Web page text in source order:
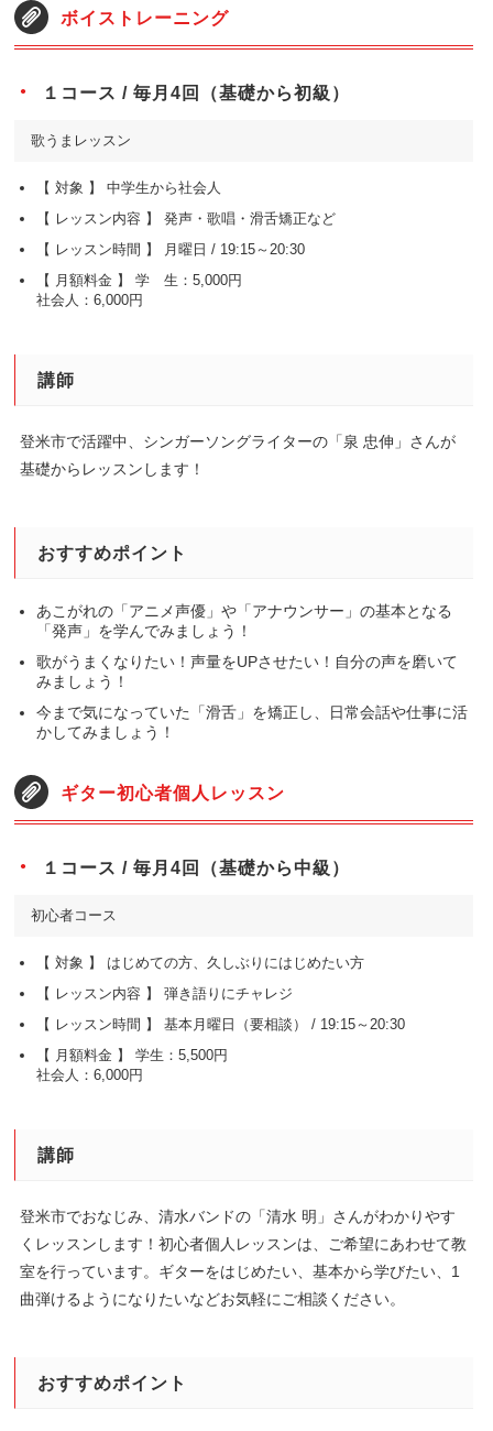
ボイストレーニング
１コース / 毎月4回（基礎から初級）
歌うまレッスン
中学生から社会人
発声・歌唱・滑舌矯正など
月曜日 / 19:15～20:30
学 生：5,000円
社会人：6,000円
講師
登米市で活躍中、シンガーソングライターの「泉 忠伸」さんが
基礎からレッスンします！
おすすめポイント
あこがれの「アニメ声優」や「アナウンサー」の基本となる
「発声」を学んでみましょう！
歌がうまくなりたい！声量をUPさせたい！自分の声を磨いて
みましょう！
今まで気になっていた「滑舌」を矯正し、日常会話や仕事に活
かしてみましょう！
ギター初心者個人レッスン
１コース / 毎月4回（基礎から中級）
初心者コース
はじめての方、久しぶりにはじめたい方
弾き語りにチャレジ
基本月曜日（要相談） / 19:15～20:30
学生：5,500円
社会人：6,000円
講師
登米市でおなじみ、清水バンドの「清水 明」さんがわかりやす
くレッスンします！初心者個人レッスンは、ご希望にあわせて教
室を行っています。ギターをはじめたい、基本から学びたい、1
曲弾けるようになりたいなどお気軽にご相談ください。
おすすめポイント